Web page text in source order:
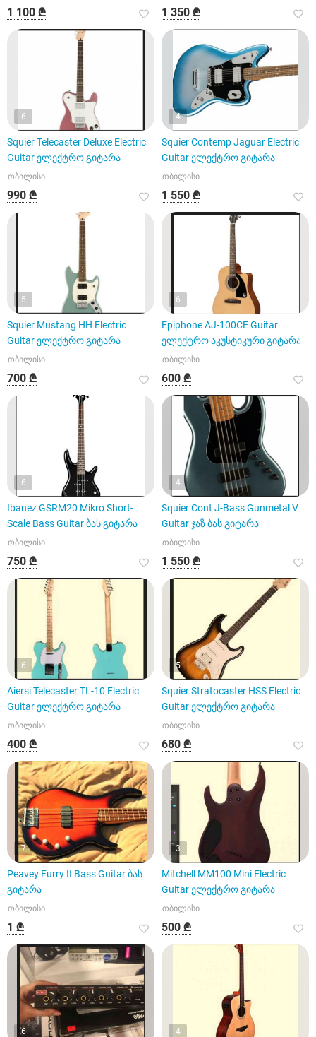
1 100 ₾ 1 350 ₾
6
Squier Telecaster Deluxe Electric
Guitar ელექტრო გიტარა
თბილისი
990 ₾
4
Squier Contemp Jaguar Electric
Guitar ელექტრო გიტარა
თბილისი
1 550 ₾
5
Squier Mustang HH Electric
Guitar ელექტრო გიტარა
თბილისი
700 ₾
6
Epiphone AJ-100CE Guitar
ელექტრო აკუსტიკური გიტარა
თბილისი
600 ₾
6
Ibanez GSRM20 Mikro Short-
Scale Bass Guitar ბას გიტარა
თბილისი
750 ₾
4
Squier Cont J-Bass Gunmetal V
Guitar ჯაზ ბას გიტარა
თბილისი
1 550 ₾
6
Aiersi Telecaster TL-10 Electric
Guitar ელექტრო გიტარა
თბილისი
400 ₾
5
Squier Stratocaster HSS Electric
Guitar ელექტრო გიტარა
თბილისი
680 ₾
7
Peavey Furry II Bass Guitar ბას
გიტარა
თბილისი
1 ₾
3
Mitchell MM100 Mini Electric
Guitar ელექტრო გიტარა
თბილისი
500 ₾
6 4